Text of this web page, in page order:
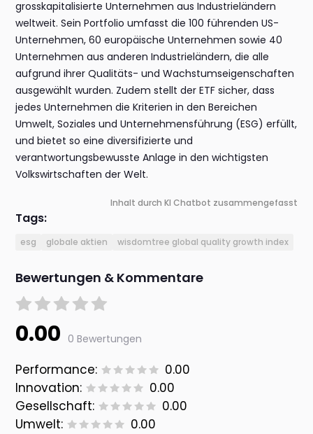
grosskapitalisierte Unternehmen aus Industrieländern
weltweit. Sein Portfolio umfasst die 100 führenden US-
Unternehmen, 60 europäische Unternehmen sowie 40
Unternehmen aus anderen Industrieländern, die alle
aufgrund ihrer Qualitäts- und Wachstumseigenschaften
ausgewählt wurden. Zudem stellt der ETF sicher, dass
jedes Unternehmen die Kriterien in den Bereichen
Umwelt, Soziales und Unternehmensführung (ESG) erfüllt,
und bietet so eine diversifizierte und
verantwortungsbewusste Anlage in den wichtigsten
Volkswirtschaften der Welt.
Inhalt durch KI Chatbot zusammengefasst
Tags:
esg globale aktien wisdomtree global quality growth index
Bewertungen & Kommentare
0.00 0 Bewertungen
Performance:
0.00
Innovation:
0.00
Gesellschaft:
0.00
Umwelt:
0.00